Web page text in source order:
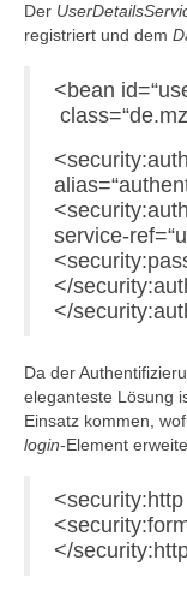
Der
registriert und dem
<bean
service-
</
</
Da der
eleganteste Lösung
Einsatz kommen,
login-Element
</